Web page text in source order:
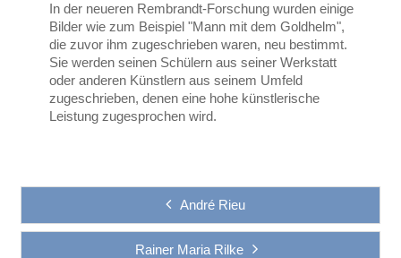
In der neueren Rembrandt-Forschung wurden einige
Bilder wie zum Beispiel "Mann mit dem Goldhelm",
die zuvor ihm zugeschrieben waren, neu bestimmt.
Sie werden seinen Schülern aus seiner Werkstatt
oder anderen Künstlern aus seinem Umfeld
zugeschrieben, denen eine hohe künstlerische
Leistung zugesprochen wird.
André Rieu
Rainer Maria Rilke